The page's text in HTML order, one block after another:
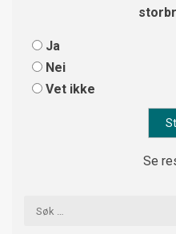
Ja
Nei
Vet ikke
Se